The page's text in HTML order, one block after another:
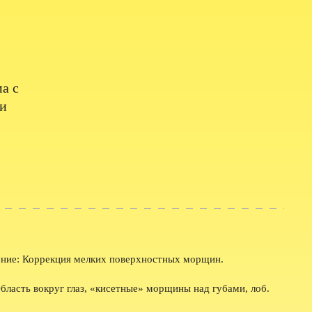
с
Коррекция мелких поверхностных морщин.
вокруг глаз, «кисетные» морщины над губами, лоб.